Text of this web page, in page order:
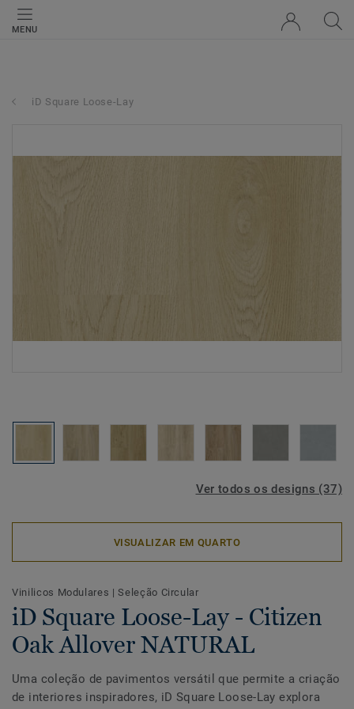
MENU
iD Square Loose-Lay
Ver todos os designs (37)
VISUALIZAR EM QUARTO
Vinilicos Modulares |Seleção Circular
iD Square Loose-Lay - Citizen
Oak Allover NATURAL
Uma coleção de pavimentos versátil que permite a criação
de interiores inspiradores, iD Square Loose-Lay explora